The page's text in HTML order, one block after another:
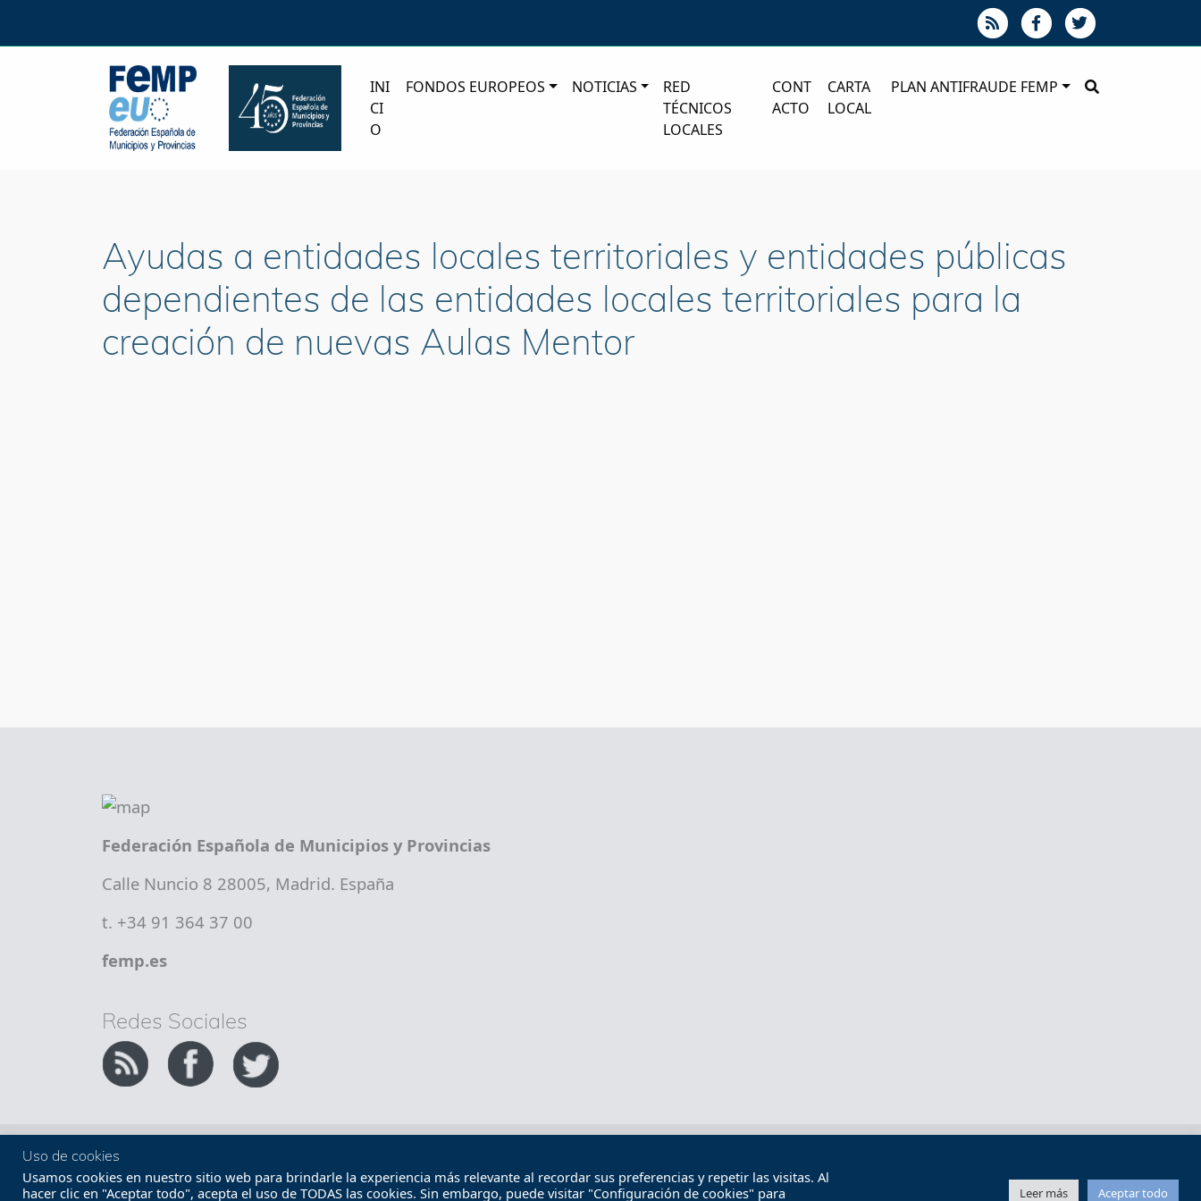
INI
CI
O
FONDOS EUROPEOS NOTICIAS
RED
TÉCNICOS
LOCALES
CONT
ACTO
CARTA
LOCAL
PLAN ANTIFRAUDE FEMP
Ayudas a entidades locales territoriales y entidades públicas
dependientes de las entidades locales territoriales para la
creación de nuevas Aulas Mentor
Federación Española de Municipios y Provincias
Calle Nuncio 8 28005, Madrid. España
t. +34 91 364 37 00
femp.es
Redes Sociales
Contacto
Uso de cookies
Usamos cookies en nuestro sitio web para brindarle la experiencia más relevante al recordar sus preferencias y repetir las visitas. Al
hacer clic en "Aceptar todo", acepta el uso de TODAS las cookies. Sin embargo, puede visitar "Configuración de cookies" para
Leer más Aceptar todo